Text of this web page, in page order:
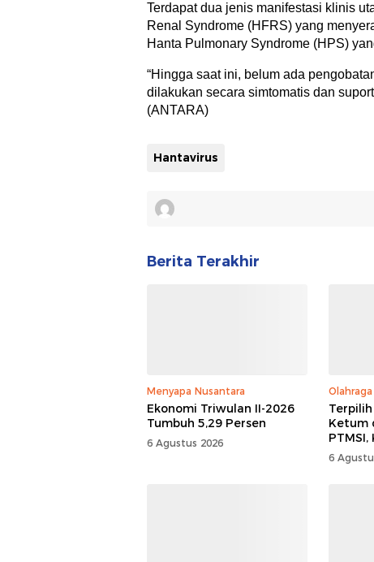
Terdapat dua jenis manifestasi klinis
Renal Syndrome (HFRS) yang
Hanta Pulmonary Syndrome (HPS)
“Hingga saat ini, belum ada
dilakukan secara simtomatis dan
(ANTARA)
Hantavirus
Berita Terakhir
Menyapa Nusantara
Ekonomi Triwulan II-2026
Tumbuh 5,29 Persen
6 Agustus 2026
Olahraga
Ketum
PTMSI,
6